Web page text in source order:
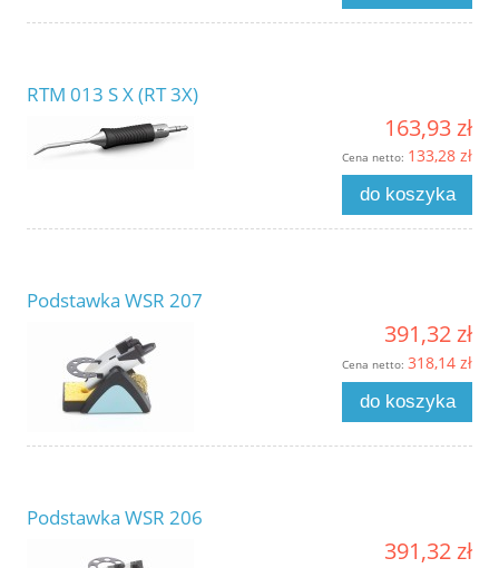
RTM 013 S X (RT 3X)
163,93 zł
Cena netto: 133,28 zł
do koszyka
Podstawka WSR 207
391,32 zł
Cena netto: 318,14 zł
do koszyka
Podstawka WSR 206
391,32 zł